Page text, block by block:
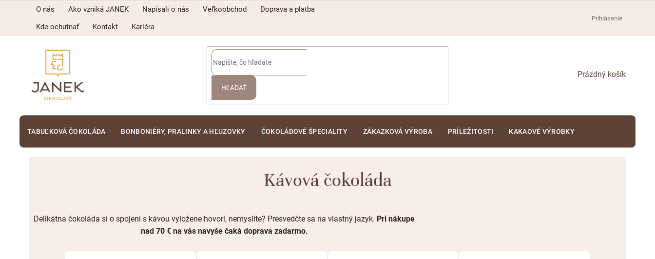
O nás Ako vzniká JANEK Napísali o nás Veľkoobchod
Doprava a platba
Kde ochutnať
Kontakt Kariéra
Prihlásenie
HĽADAŤ
NÁKUPNÝ
TABUĽKOVÁ ČOKOLÁDA BONBONIÉRY, PRALINKY A HĽUZOVKY ČOKOLÁDOVÉ ŠPECIALITY ZÁKAZKOVÁ VÝROBA PRÍLEŽITOSTI KAKAOVÉ VÝROBKY
Kávová čokoláda
Delikátna čokoláda si o spojení s kávou vyložene hovorí, nemyslíte? Presvedčte sa na vlastný jazyk. Pri nákupe
nad 70 € na vás navyše čaká doprava zadarmo.